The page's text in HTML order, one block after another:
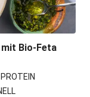
Bio-Feta
PROTEIN